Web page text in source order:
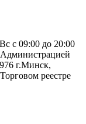
c 09:00 до 20:00
Администрацией
г.Минск,
реестре